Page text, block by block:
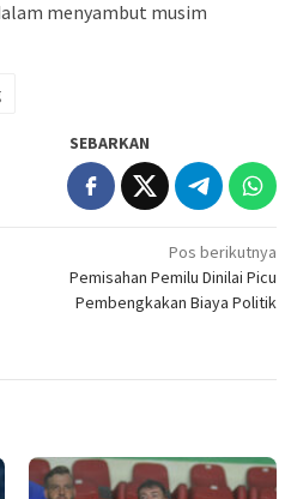
menyambut musim
SEBARKAN
Pos berikutnya
Pemisahan Pemilu Dinilai Picu
Pembengkakan Biaya Politik